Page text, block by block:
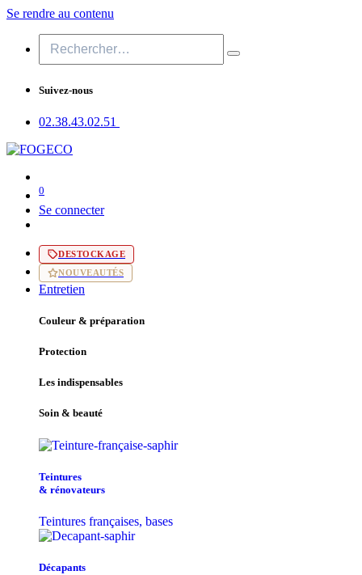
Se rendre au contenu
Suivez-nous
02.38.43​.02.51
0
Se connecter
DESTOCKAGE
NOUVEAUTÉS
Entretien
Couleur & préparation
Protection
Les indispensables
Soin & beauté
Teintu​res
& r​é​novateurs
Teintures françaises, bases
Décapants